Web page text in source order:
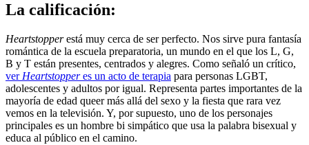
La calificación:
Heartstopperestá muy cerca de ser perfecto. Nos sirve pura fantasía
romántica de la escuela preparatoria, un mundo en el que los L, G,
B y T están presentes, centrados y alegres. Como señaló un crítico,
ver Heartstopperes un acto de terapia para personas LGBT,
adolescentes y adultos por igual. Representa partes importantes de la
mayoría de edad queer más allá del sexo y la fiesta que rara vez
vemos en la televisión. Y, por supuesto, uno de los personajes
principales es un hombre bi simpático que usa la palabra bisexual y
educa al público en el camino.